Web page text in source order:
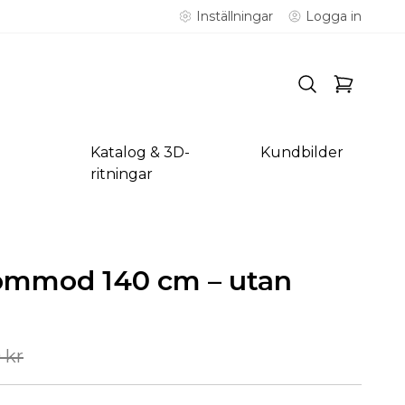
Inställningar Logga in
Katalog & 3D-
ritningar
Kundbilder
140 cm – utan
kr